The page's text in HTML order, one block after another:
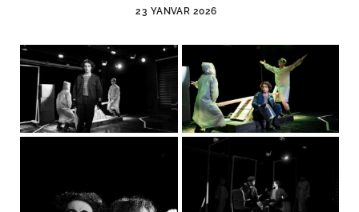
ADMIU Sİ
eMağaza
23 YANVAR 2026